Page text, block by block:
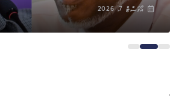
އޯގަސްޓް 7, 2026